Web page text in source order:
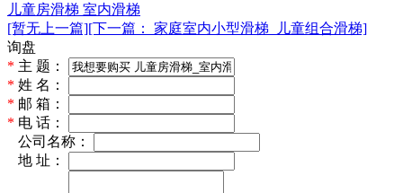
儿童房滑梯 室内滑梯
[暂无上一篇][下一篇： 家庭室内小型滑梯_儿童组合滑梯]
询盘
* 主 题：
* 姓 名：
* 邮 箱：
* 电 话：
公司名称：
地 址：